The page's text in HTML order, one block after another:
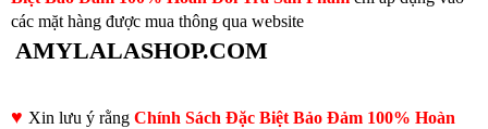
các mặt hàng được mua thông qua website
AMYLALASHOP.COM
♥ Xin lưu ý rằng Chính Sách Đặc Biệt Bảo Đảm 100% Hoàn